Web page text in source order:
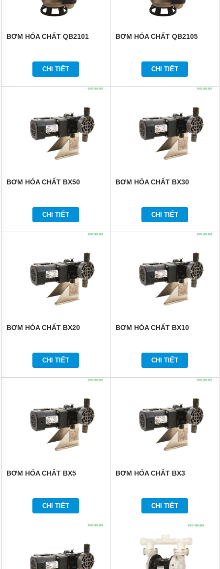
BƠM HÓA CHẤT QB2101
CHI TIẾT
BƠM HÓA CHẤT QB2105
CHI TIẾT
BƠM HÓA CHẤT BX50
CHI TIẾT
BƠM HÓA CHẤT BX30
CHI TIẾT
BƠM HÓA CHẤT BX20
CHI TIẾT
BƠM HÓA CHẤT BX10
CHI TIẾT
BƠM HÓA CHẤT BX5
CHI TIẾT
BƠM HÓA CHẤT BX3
CHI TIẾT